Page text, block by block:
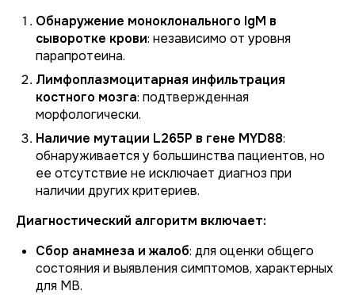
Обнаружение моноклонального IgM в
сыворотке крови: независимо от уровня
парапротеина.
Лимфоплазмоцитарная инфильтрация
костного мозга: подтвержденная
морфологически.
Наличие мутации L265P в гене MYD88:
обнаруживается у большинства пациентов, но
ее отсутствие не исключает диагноз при
наличии других критериев.
Диагностический алгоритм включает:
Сбор анамнеза и жалоб: для оценки общего
состояния и выявления симптомов, характерных
для МВ.